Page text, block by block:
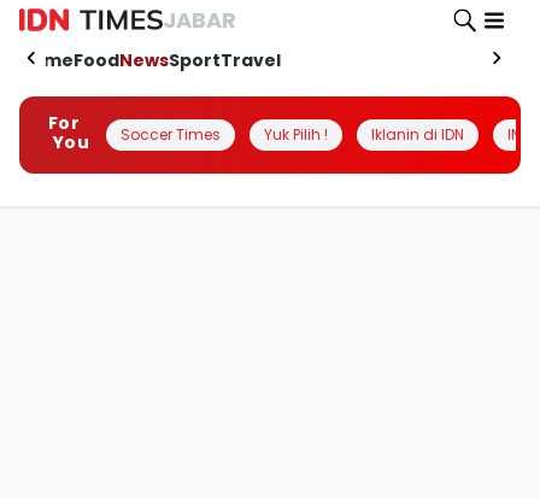
JABAR
HomeFoodNewsSportTravel
For
You
Soccer Times Yuk Pilih ! Iklanin di IDN